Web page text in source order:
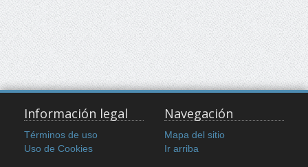
Información legal
Términos de uso
Uso de Cookies
Navegación
Mapa del sitio
Ir arriba